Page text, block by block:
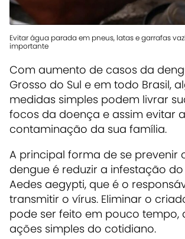
Evitar água parada em pneus, latas e garrafas
importante
Com aumento de casos da
Grosso do Sul e em todo Brasil,
medidas simples podem livrar
focos da doença e assim evitar a
contaminação da sua família.
A principal forma de se prevenir
dengue é reduzir a infestação
Aedes aegypti, que é o
transmitir o vírus. Eliminar o
pode ser feito em pouco tempo,
ações simples do cotidiano.